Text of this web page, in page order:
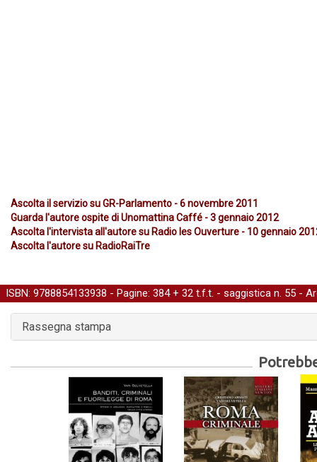
Ascolta il servizio su GR-Parlamento - 6 novembre 2011
Guarda l'autore ospite di Unomattina Caffé - 3 gennaio 2012
Ascolta l'intervista all'autore su Radio Ies Ouverture - 10 gennaio
Ascolta l'autore su RadioRaiTre
ISBN: 9788854133938 - Pagine: 384 + 32 t.f.t. - saggistica n. 55 -
Rassegna stampa